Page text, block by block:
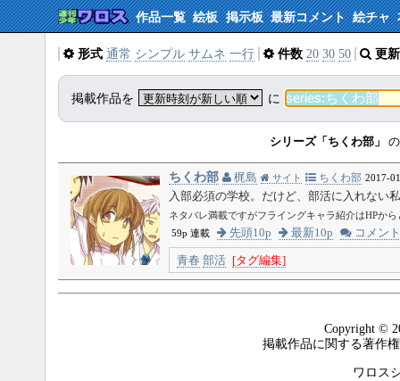
作品一覧 絵板 掲示板 最新コメント 絵チャ
形式 通常 シンプル サムネ 一行 件数 20 30 50 更
掲載作品を に
シリーズ「ちくわ部」
ちくわ部 梶島 サイト ちくわ部 2017-
入部必須の学校。だけど、部活に入れない
ネタバレ満載ですがフライングキャラ紹介はHPから
59p 連載
先頭10p 最新10p コメント
青春 部活 [タグ編集]
Copyright ©
掲載作品に関する著作
ワロス